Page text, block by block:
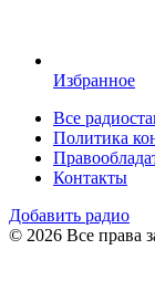
Избранное
Все
Политика
Контакты
Добавить радио
© 2026 Все права